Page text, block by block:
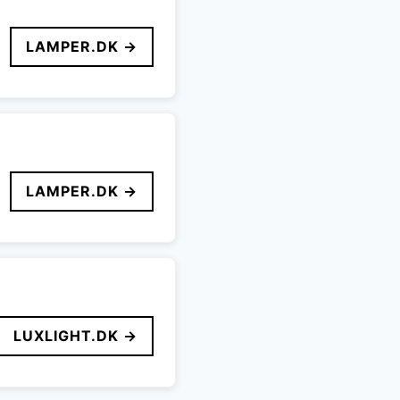
LAMPER.DK →
LAMPER.DK →
LUXLIGHT.DK →